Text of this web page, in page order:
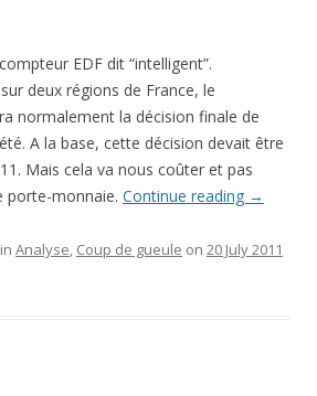
EDF dit “intelligent”.
deux régions de France, le
normalement la décision finale de
A la base, cette décision devait être
Mais cela va nous coûter et pas
porte-monnaie. Continue reading →
Analyse, Coup de gueule on 20 July 2011